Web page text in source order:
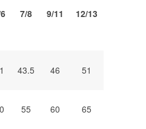
7/8 9/11 12/13
43.5 46 51
55 60 65